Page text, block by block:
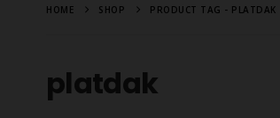
HOME SHOP PRODUCT TAG - PLATDAK
platdak